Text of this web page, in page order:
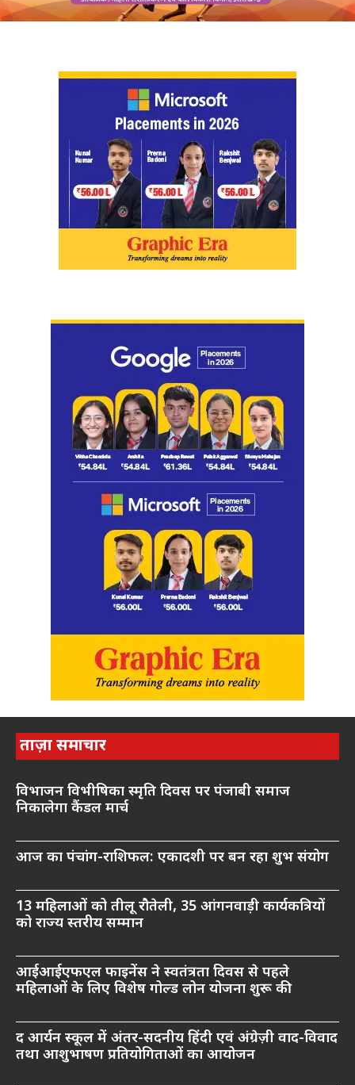
ताज़ा समाचार
विभाजन विभीषिका स्मृति दिवस पर पंजाबी समाज
निकालेगा कैंडल मार्च
आज का पंचांग-राशिफल: एकादशी पर बन रहा शुभ संयोग
13 महिलाओं को तीलू रौतेली, 35 आंगनवाड़ी कार्यकत्रियों
को राज्य स्तरीय सम्मान
आईआईएफएल फाइनेंस ने स्वतंत्रता दिवस से पहले
महिलाओं के लिए विशेष गोल्ड लोन योजना शुरू की
द आर्यन स्कूल में अंतर-सदनीय हिंदी एवं अंग्रेज़ी वाद-विवाद
तथा आशुभाषण प्रतियोगिताओं का आयोजन